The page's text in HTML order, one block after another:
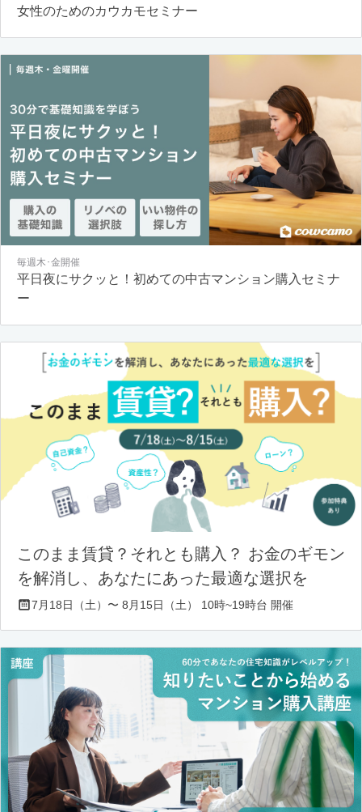
女性のためのカウカモセミナー
毎週木･金開催
平日夜にサクッと！初めての中古マンション購入セミナ
ー
このまま賃貸？それとも購入？ お金のギモン
を解消し、あなたにあった最適な選択を
7月18日（土）〜 8月15日（土） 10時~19時台 開催